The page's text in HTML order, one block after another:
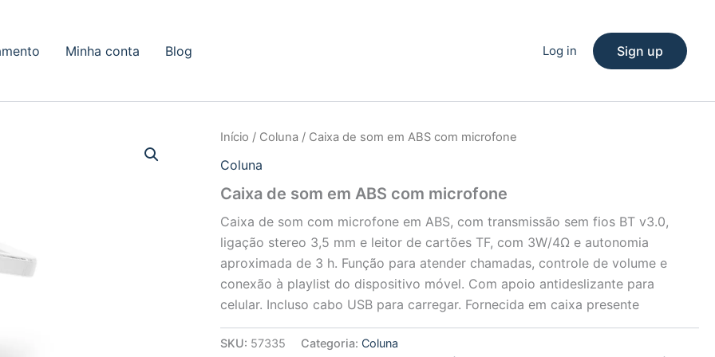
Minha conta Blog Log in Sign up
Início / Coluna / Caixa de som em ABS com microfone
Coluna
Caixa de som em ABS com microfone
Caixa de som com microfone em ABS, com transmissão sem fios BT v3.0,
ligação stereo 3,5 mm e leitor de cartões TF, com 3W/4Ω e autonomia
aproximada de 3 h. Função para atender chamadas, controle de volume e
conexão à playlist do dispositivo móvel. Com apoio antideslizante para
celular. Incluso cabo USB para carregar. Fornecida em caixa presente
SKU: 57335 Categoria:Coluna